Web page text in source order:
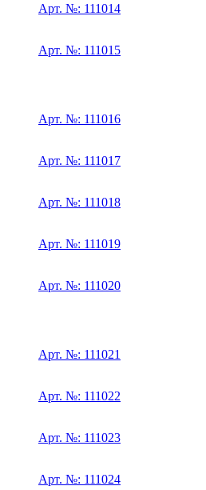
Арт. №: 111014
Арт. №: 111015
Арт. №: 111016
Арт. №: 111017
Арт. №: 111018
Арт. №: 111019
Арт. №: 111020
Арт. №: 111021
Арт. №: 111022
Арт. №: 111023
Арт. №: 111024